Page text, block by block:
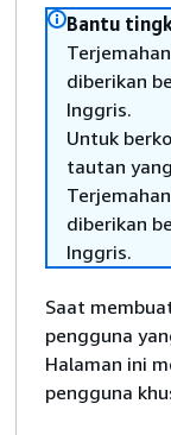
Bantu
diberikan
Inggris.
Untuk
tautan
diberikan
Inggris.
Saat
pengguna
Halaman ini
pengguna